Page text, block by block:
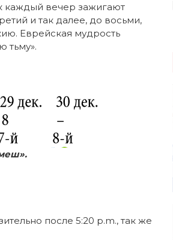
каждый вечер зажигают
и так далее, до восьми,
Еврейская мудрость
тьму».
после 5:20 p.m., так же